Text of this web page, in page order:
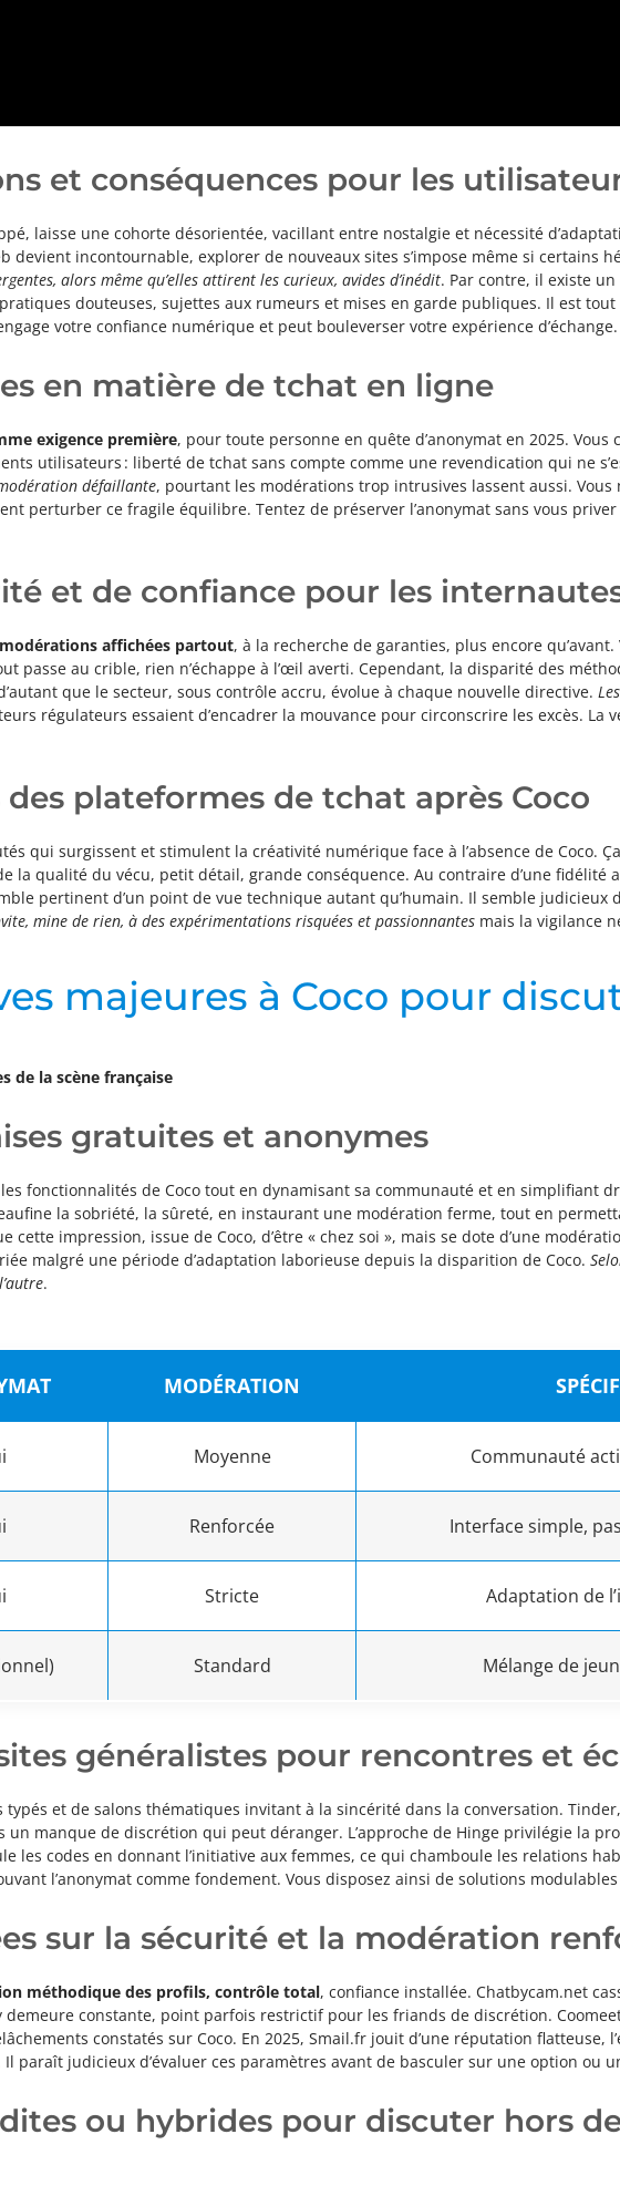
et conséquences pour les
laisse une cohorte désorientée, vacillant entre nostalgie et nécessité
devient incontournable, explorer de nouveaux sites s’impose même si certains
alors même qu’elles attirent les curieux, avides d’inédit. Par contre, il existe
douteuses, sujettes aux rumeurs et mises en garde publiques. Il est
votre confiance numérique et peut bouleverser votre expérience d’échange.
en matière de tchat en ligne
exigence première, pour toute personne en quête d’anonymat en 2025.
utilisateurs : liberté de tchat sans compte comme une revendication qui ne
défaillante, pourtant les modérations trop intrusives lassent aussi.
perturber ce fragile équilibre. Tentez de préserver l’anonymat sans vous
et de confiance pour les
affichées partout, à la recherche de garanties, plus encore
passe au crible, rien n’échappe à l’œil averti. Cependant, la disparité des
que le secteur, sous contrôle accru, évolue à chaque nouvelle directive.
régulateurs essaient d’encadrer la mouvance pour circonscrire les excès. La
des plateformes de tchat après Coco
qui surgissent et stimulent la créativité numérique face à l’absence de Coco.
qualité du vécu, petit détail, grande conséquence. Au contraire d’une fidélité
pertinent d’un point de vue technique autant qu’humain. Il semble judicieux
mine de rien, à des expérimentations risquées et passionnantes mais la vigilance
majeures à Coco pour
de la scène française
gratuites et anonymes
fonctionnalités de Coco tout en dynamisant sa communauté et en simplifiant
la sobriété, la sûreté, en instaurant une modération ferme, tout en
impression, issue de Coco, d’être « chez soi », mais se dote d’une
malgré une période d’adaptation laborieuse depuis la disparition de Coco.
.
MODÉRATION
Moyenne Communauté
Renforcée Interface simple,
Stricte Adaptation de
Standard Mélange de
généralistes pour rencontres et
et de salons thématiques invitant à la sincérité dans la conversation.
un manque de discrétion qui peut déranger. L’approche de Hinge privilégie la
les codes en donnant l’initiative aux femmes, ce qui chamboule les relations
l’anonymat comme fondement. Vous disposez ainsi de solutions
sur la sécurité et la modération
méthodique des profils, contrôle total, confiance installée. Chatbycam.net
constante, point parfois restrictif pour les friands de discrétion.
constatés sur Coco. En 2025, Smail.fr jouit d’une réputation flatteuse,
paraît judicieux d’évaluer ces paramètres avant de basculer sur une option ou
ou hybrides pour discuter hors